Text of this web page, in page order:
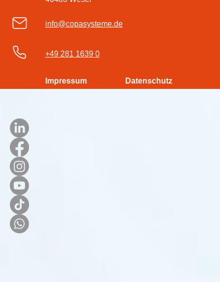
info@copasysteme.de
+49 281 1639 0
Impressum Datenschutz